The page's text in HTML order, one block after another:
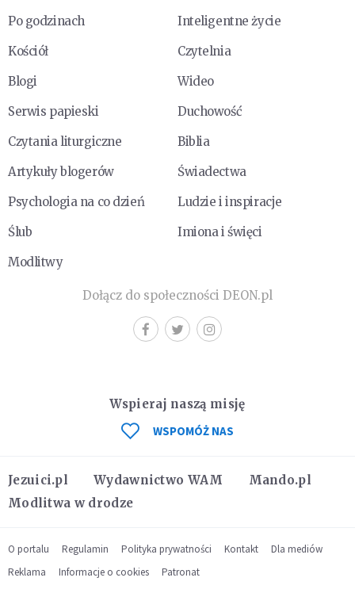
Po godzinach
Inteligentne życie
Kościół
Czytelnia
Blogi
Wideo
Serwis papieski
Duchowość
Czytania liturgiczne
Biblia
Artykuły blogerów
Świadectwa
Psychologia na co dzień
Ludzie i inspiracje
Ślub
Imiona i święci
Modlitwy
Dołącz do społeczności DEON.pl
Jezuici.pl Wydawnictwo WAM
Mando.pl
Modlitwa w drodze
Wspieraj naszą misję
WSPOMÓŻ NAS
O portalu Regulamin Polityka prywatności Kontakt
Dla mediów
Reklama
Informacje o cookies Patronat